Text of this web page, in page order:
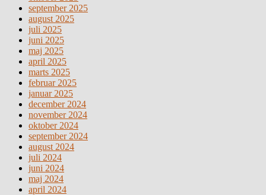
september 2025
august 2025
juli 2025
juni 2025
maj 2025
april 2025
marts 2025
februar 2025
januar 2025
december 2024
november 2024
oktober 2024
september 2024
august 2024
juli 2024
juni 2024
maj 2024
april 2024